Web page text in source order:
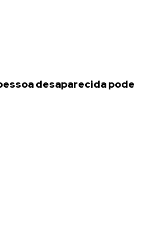
desaparecida pode